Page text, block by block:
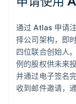
通过 Atlas 申请
择公司架构，即
四位联合创始人
例的股权供未来
并通过电子签名
收到邮件邀请，